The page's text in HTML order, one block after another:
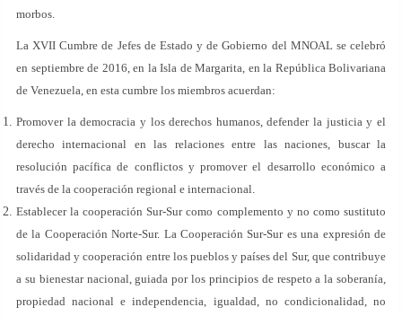
morbos.
La XVII Cumbre de Jefes de Estado y de Gobierno del MNOAL se celebró
en septiembre de 2016, en la Isla de Margarita, en la República Bolivariana
de Venezuela, en esta cumbre los miembros acuerdan:
Promover la democracia y los derechos humanos, defender la justicia y el
derecho internacional en las relaciones entre las naciones, buscar la
resolución pacífica de conflictos y promover el desarrollo económico a
través de la cooperación regional e internacional.
Establecer la cooperación Sur-Sur como complemento y no como sustituto
de la Cooperación Norte-Sur. La Cooperación Sur-Sur es una expresión de
solidaridad y cooperación entre los pueblos y países del Sur, que contribuye
a su bienestar nacional, guiada por los principios de respeto a la soberanía,
propiedad nacional e independencia, igualdad, no condicionalidad, no